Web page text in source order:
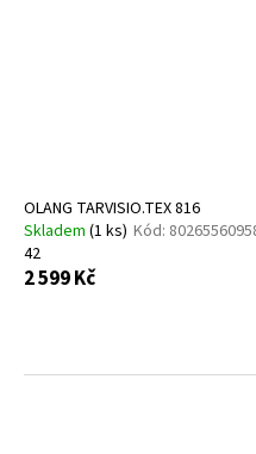
OLANG TARVISIO.TEX 816
Skladem (1 ks) Kód:
42
2 599 Kč